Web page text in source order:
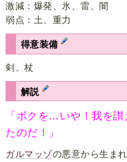
激減：爆発、氷、雷、闇
弱点：土、重力
得意装備
剣、杖
解説
「ボクを…いや！我を
たのだ！」
ガルマッゾの悪意から生ま